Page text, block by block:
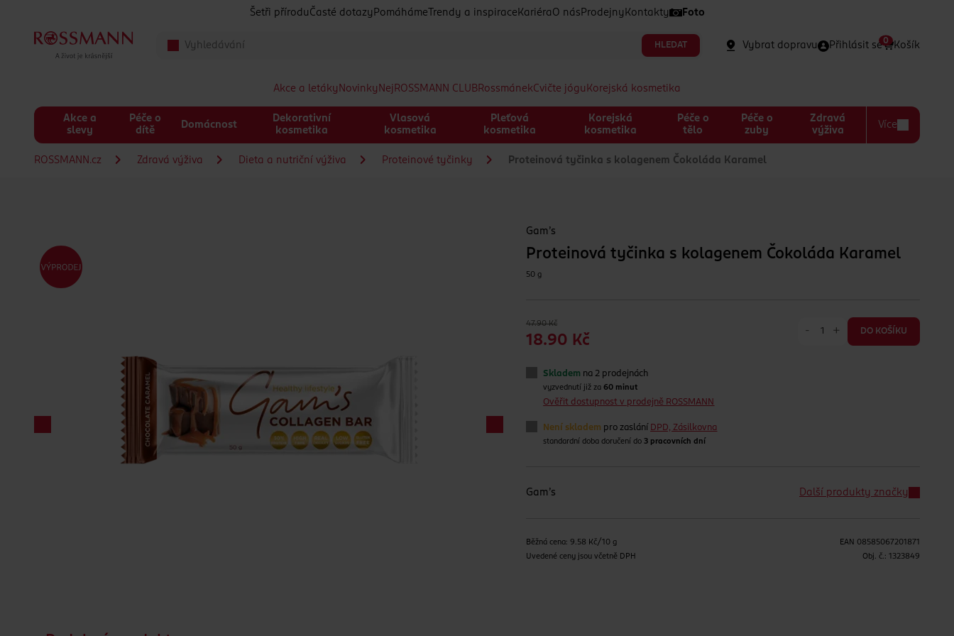
Šetři přírodu Časté dotazy Pomáháme Trendy a inspirace Kariéra O nás Prodejny Kontakty Foto
HLEDAT Vybrat dopravu Přihlásit se Košík
0
Akce a letáky Novinky Nej ROSSMANN CLUBRossmánekCvičte jógu Korejská kosmetika
Akce a
slevy
Péče o
dítě
Domácnost
Dekorativní
kosmetika
Vlasová
kosmetika
Pleťová
kosmetika
Korejská
kosmetika
Péče o
tělo
Péče o
zuby
Zdravá
výživa
Více
ROSSMANN.cz Zdravá výživa Dieta a nutriční výživa Proteinové tyčinky Proteinová tyčinka s kolagenem Čokoláda Karamel
Gam´s
Proteinová tyčinka s kolagenem Čokoláda Karamel
50 g
47.90 Kč
18.90 Kč
- + DO KOŠÍKU
Skladem na 2 prodejnách
vyzvednutí již za60 minut
Ověřit dostupnost v prodejně ROSSMANN
Není skladem pro zaslání DPD, Zásilkovna
standardní doba doručení do 3 pracovních dní
Gam´s Další produkty značky
Běžná cena: 9.58 Kč/10 g
Uvedené ceny jsou včetně DPH
EAN 08585067201871
Obj. č.: 1323849